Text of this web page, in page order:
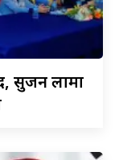
सुजन लामा